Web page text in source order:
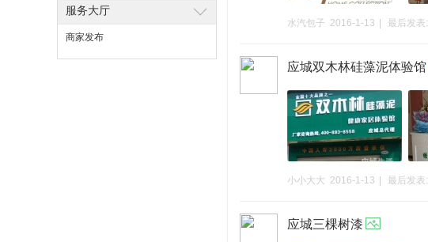
服务大厅
商家发布
水汽包子 2016-1-13 最后发表:
应城双木林硅藻泥体验馆
小小大大 2016-1-13 最后发表:
应城三棵树漆